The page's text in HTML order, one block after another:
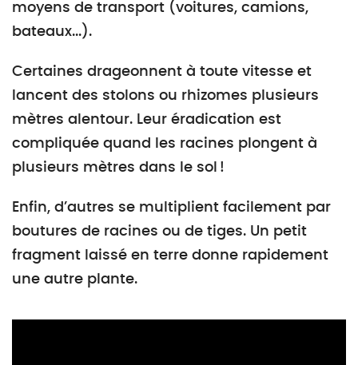
moyens de transport (voitures, camions,
bateaux...).
Certaines drageonnent à toute vitesse et
lancent des stolons ou rhizomes plusieurs
mètres alentour. Leur éradication est
compliquée quand les racines plongent à
plusieurs mètres dans le sol !
Enfin, d’autres se multiplient facilement par
boutures de racines ou de tiges. Un petit
fragment laissé en terre donne rapidement
une autre plante.